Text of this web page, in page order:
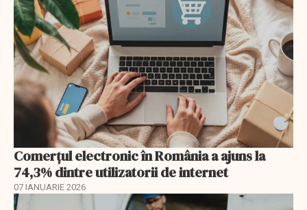
Comerțul electronic în România a ajuns la
74,3% dintre utilizatorii de internet
07 IANUARIE 2026